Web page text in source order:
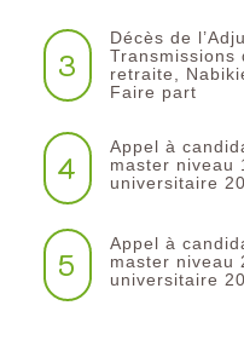
3
Décès de
Transmissions
retraite,
Faire part
4
Appel à
master niveau
universitaire
5
Appel à
master niveau
universitaire